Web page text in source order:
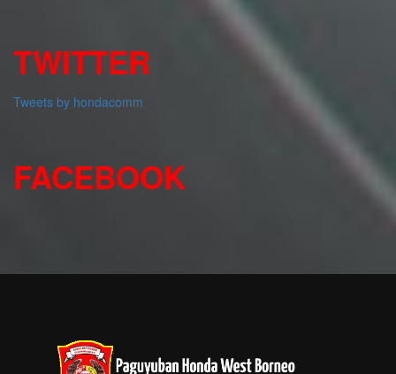
TWITTER
Tweets by hondacomm
FACEBOOK